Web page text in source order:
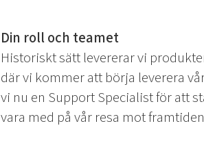
Din roll och teamet
Historiskt sätt levererar vi
där vi kommer att börja leverera
vi nu en Support Specialist för att
vara med på vår resa mot